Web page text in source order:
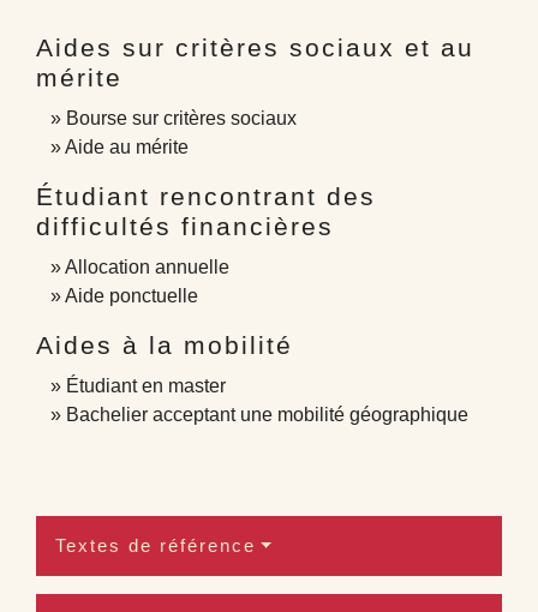
Aides sur critères sociaux et au
mérite
Bourse sur critères sociaux
Aide au mérite
Étudiant rencontrant des
difficultés financières
Allocation annuelle
Aide ponctuelle
Aides à la mobilité
Étudiant en master
Bachelier acceptant une mobilité géographique
Textes de référence